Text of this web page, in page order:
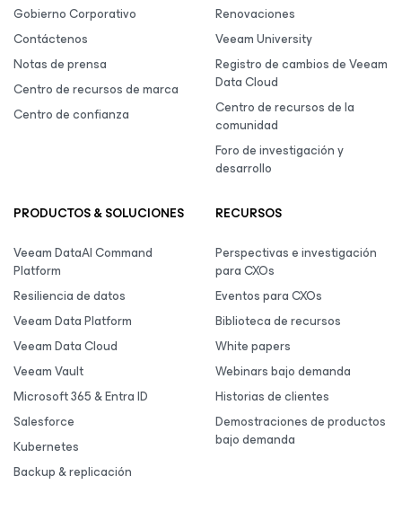
Gobierno Corporativo
Contáctenos
Notas de prensa
Centro de recursos de marca
Centro de confianza
Renovaciones
Veeam University
Registro de cambios de Veeam
Data Cloud
Centro de recursos de la
comunidad
Foro de investigación y
desarrollo
PRODUCTOS & SOLUCIONES
Veeam DataAI Command
Platform
Resiliencia de datos
Veeam Data Platform
Veeam Data Cloud
Veeam Vault
Microsoft 365 & Entra ID
Salesforce
Kubernetes
Backup & replicación
RECURSOS
Perspectivas e investigación
para CXOs
Eventos para CXOs
Biblioteca de recursos
White papers
Webinars bajo demanda
Historias de clientes
Demostraciones de productos
bajo demanda